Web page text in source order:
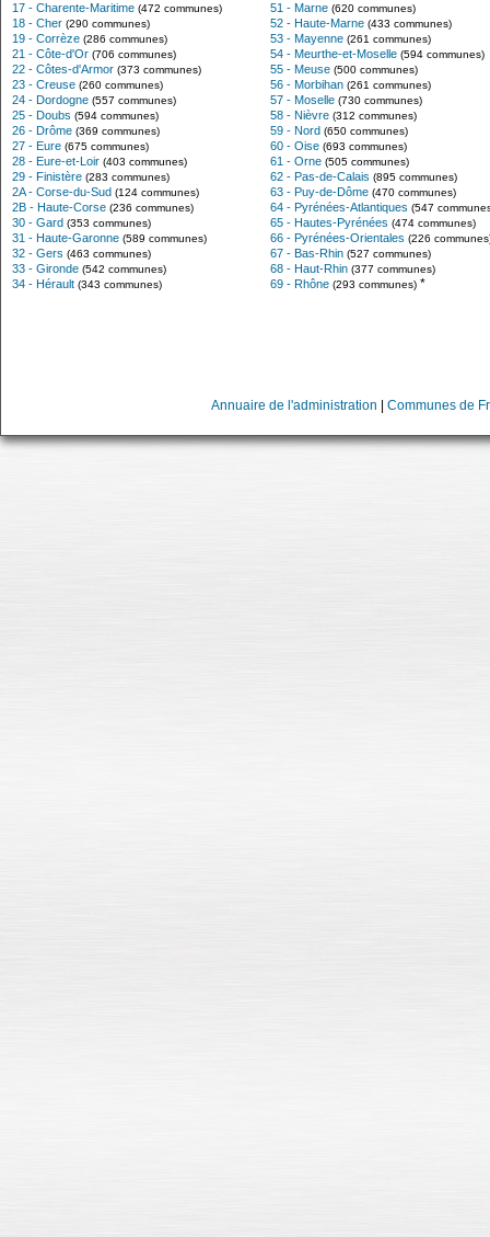
17 - Charente-Maritime (472 communes)
18 - Cher (290 communes)
19 - Corrèze (286 communes)
21 - Côte-d'Or (706 communes)
22 - Côtes-d'Armor (373 communes)
23 - Creuse (260 communes)
24 - Dordogne (557 communes)
25 - Doubs (594 communes)
26 - Drôme (369 communes)
27 - Eure (675 communes)
28 - Eure-et-Loir (403 communes)
29 - Finistère (283 communes)
2A - Corse-du-Sud (124 communes)
2B - Haute-Corse (236 communes)
30 - Gard (353 communes)
31 - Haute-Garonne (589 communes)
32 - Gers (463 communes)
33 - Gironde (542 communes)
34 - Hérault (343 communes)
51 - Marne (620 communes)
52 - Haute-Marne (433 communes)
53 - Mayenne (261 communes)
54 - Meurthe-et-Moselle (594 communes)
55 - Meuse (500 communes)
56 - Morbihan (261 communes)
57 - Moselle (730 communes)
58 - Nièvre (312 communes)
59 - Nord (650 communes)
60 - Oise (693 communes)
61 - Orne (505 communes)
62 - Pas-de-Calais (895 communes)
63 - Puy-de-Dôme (470 communes)
64 - Pyrénées-Atlantiques (547
65 - Hautes-Pyrénées (474 communes)
66 - Pyrénées-Orientales (226
67 - Bas-Rhin (527 communes)
68 - Haut-Rhin (377 communes)
69 - Rhône (293 communes) *
Annuaire de l'administration Communes de